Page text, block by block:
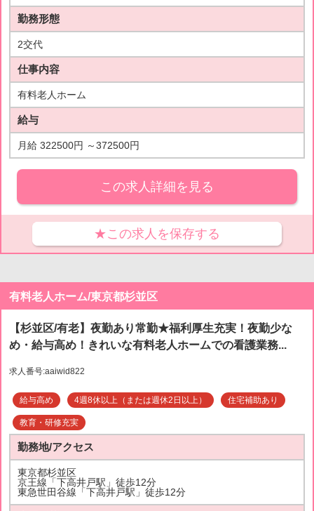
勤務形態
2交代
仕事内容
有料老人ホーム
給与
月給 322500円 ～372500円
この求人詳細を見る
★この求人を保存する
有料老人ホーム/東京都杉並区
【杉並区/有老】夜勤あり常勤★福利厚生充実！夜勤少な
め・給与高め！きれいな有料老人ホームでの看護業務...
求人番号:aaiwid822
給与高め 4週8休以上（または週休2日以上） 住宅補助あり
教育・研修充実
勤務地/アクセス
東京都杉並区
京王線「下高井戸駅」徒歩12分
東急世田谷線「下高井戸駅」徒歩12分